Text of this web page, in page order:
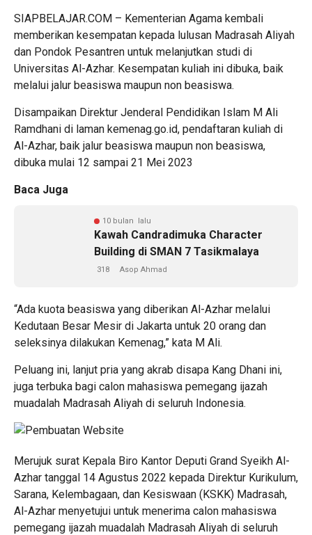
SIAPBELAJAR.COM – Kementerian Agama kembali
memberikan kesempatan kepada lulusan Madrasah Aliyah
dan Pondok Pesantren untuk melanjutkan studi di
Universitas Al-Azhar. Kesempatan kuliah ini dibuka, baik
melalui jalur beasiswa maupun non beasiswa.
Disampaikan Direktur Jenderal Pendidikan Islam M Ali
Ramdhani di laman kemenag.go.id, pendaftaran kuliah di
Al-Azhar, baik jalur beasiswa maupun non beasiswa,
dibuka mulai 12 sampai 21 Mei 2023
Baca Juga
10 bulan lalu
Kawah Candradimuka Character
Building di SMAN 7 Tasikmalaya
318 Asop Ahmad
“Ada kuota beasiswa yang diberikan Al-Azhar melalui
Kedutaan Besar Mesir di Jakarta untuk 20 orang dan
seleksinya dilakukan Kemenag,” kata M Ali.
Peluang ini, lanjut pria yang akrab disapa Kang Dhani ini,
juga terbuka bagi calon mahasiswa pemegang ijazah
muadalah Madrasah Aliyah di seluruh Indonesia.
Merujuk surat Kepala Biro Kantor Deputi Grand Syeikh Al-
Azhar tanggal 14 Agustus 2022 kepada Direktur Kurikulum,
Sarana, Kelembagaan, dan Kesiswaan (KSKK) Madrasah,
Al-Azhar menyetujui untuk menerima calon mahasiswa
pemegang ijazah muadalah Madrasah Aliyah di seluruh